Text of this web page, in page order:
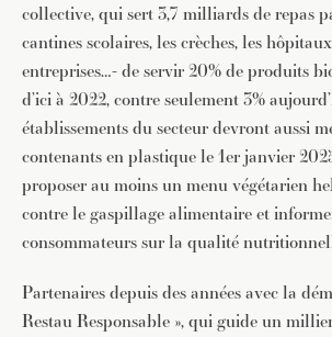
collective, qui sert 3,7 milliards de repas
cantines scolaires, les crèches, les
entreprises…- de servir 20% de produits
d’ici à 2022, contre seulement 3%
établissements du secteur devront aussi
contenants en plastique le 1er janvier
proposer au moins un menu végétarien
contre le gaspillage alimentaire et
consommateurs sur la qualité
Partenaires depuis des années avec la
Restau Responsable », qui guide un